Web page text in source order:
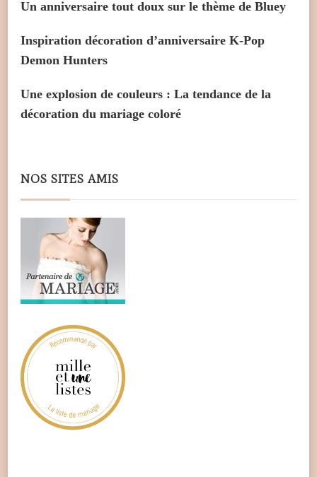
Un anniversaire tout doux sur le thème de Bluey
Inspiration décoration d’anniversaire K-Pop
Demon Hunters
Une explosion de couleurs : La tendance de la
décoration du mariage coloré
NOS SITES AMIS